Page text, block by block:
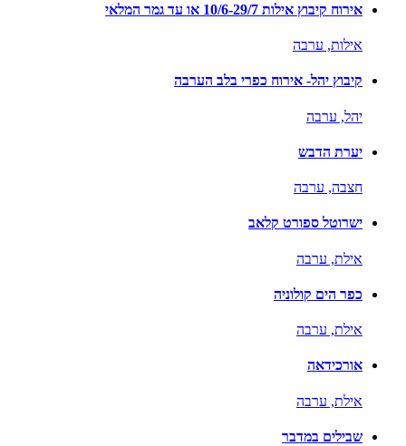
אירוח קיבוץ אילות 10/6-29/7 או עד גמר המלאי
אילות, ערבה
קיבוץ יהל- אירוח כפרי בלב הערבה
יהל, ערבה
יערת הדבש
חצבה, ערבה
ישרוטל ספורט קלאב
אילת, ערבה
כפר הים קולוניה
אילת, ערבה
אורכידאה
אילת, ערבה
שבילים במדבר